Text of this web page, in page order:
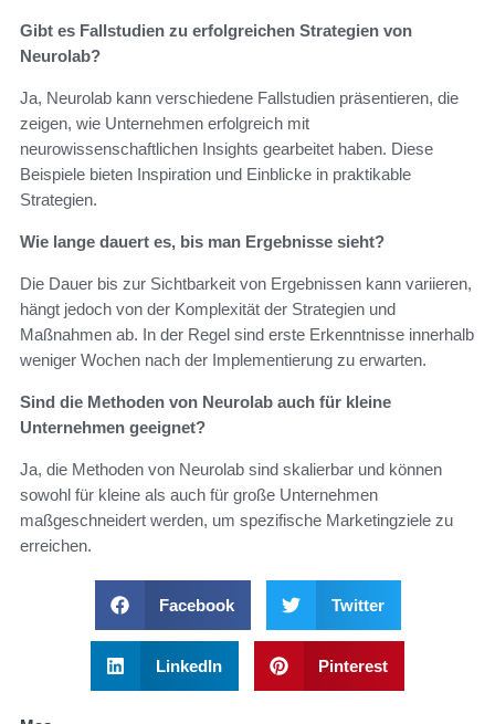
Gibt es Fallstudien zu erfolgreichen Strategien von
Neurolab?
Ja, Neurolab kann verschiedene Fallstudien präsentieren, die
zeigen, wie Unternehmen erfolgreich mit
neurowissenschaftlichen Insights gearbeitet haben. Diese
Beispiele bieten Inspiration und Einblicke in praktikable
Strategien.
Wie lange dauert es, bis man Ergebnisse sieht?
Die Dauer bis zur Sichtbarkeit von Ergebnissen kann variieren,
hängt jedoch von der Komplexität der Strategien und
Maßnahmen ab. In der Regel sind erste Erkenntnisse innerhalb
weniger Wochen nach der Implementierung zu erwarten.
Sind die Methoden von Neurolab auch für kleine
Unternehmen geeignet?
Ja, die Methoden von Neurolab sind skalierbar und können
sowohl für kleine als auch für große Unternehmen
maßgeschneidert werden, um spezifische Marketingziele zu
erreichen.
Facebook Twitter
LinkedIn Pinterest